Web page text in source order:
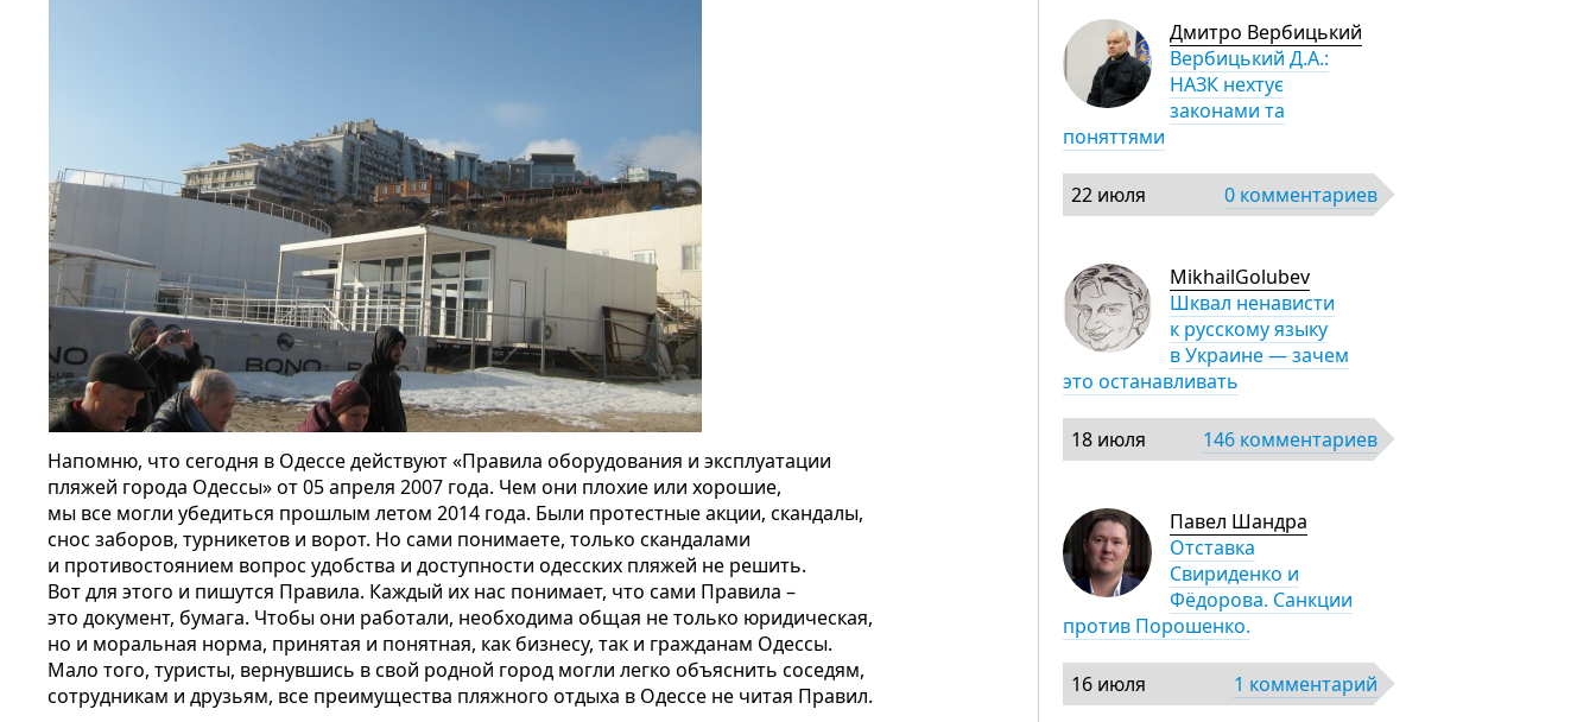
Напомню, что сегодня в Одессе действуют «Правила оборудования и эксплуатации
пляжей города Одессы» от 05 апреля 2007 года. Чем они плохие или хорошие,
мы все могли убедиться прошлым летом 2014 года. Были протестные акции, скандалы,
снос заборов, турникетов и ворот. Но сами понимаете, только скандалами
и противостоянием вопрос удобства и доступности одесских пляжей не решить.
Вот для этого и пишутся Правила. Каждый их нас понимает, что сами Правила –
это документ, бумага. Чтобы они работали, необходима общая не только юридическая,
но и моральная норма, принятая и понятная, как бизнесу, так и гражданам Одессы.
Мало того, туристы, вернувшись в свой родной город могли легко объяснить соседям,
сотрудникам и друзьям, все преимущества пляжного отдыха в Одессе не читая Правил.
Дмитро Вербицький
Вербицький Д.А.:
НАЗК нехтує
законами та
поняттями
22 июля 0 комментариев
MikhailGolubev
Шквал ненависти
к русскому языку
в Украине — зачем
это останавливать
18 июля 146 комментариев
Павел Шандра
Отставка
Свириденко и
Фёдорова. Санкции
против Порошенко.
16 июля 1 комментарий